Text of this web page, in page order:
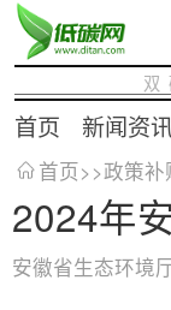
首页 新闻资
首页>>政策补
2024年
安徽省生态环境